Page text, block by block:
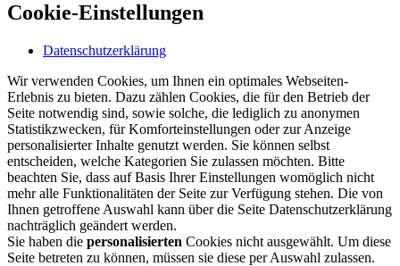
Cookie-Einstellungen
Datenschutzerklärung
Wir verwenden Cookies, um Ihnen ein optimales Webseiten-
Erlebnis zu bieten. Dazu zählen Cookies, die für den Betrieb der
Seite notwendig sind, sowie solche, die lediglich zu anonymen
Statistikzwecken, für Komforteinstellungen oder zur Anzeige
personalisierter Inhalte genutzt werden. Sie können selbst
entscheiden, welche Kategorien Sie zulassen möchten. Bitte
beachten Sie, dass auf Basis Ihrer Einstellungen womöglich nicht
mehr alle Funktionalitäten der Seite zur Verfügung stehen. Die von
Ihnen getroffene Auswahl kann über die Seite Datenschutzerklärung
nachträglich geändert werden.
Sie haben die personalisierten Cookies nicht ausgewählt. Um diese
Seite betreten zu können, müssen sie diese per Auswahl zulassen.